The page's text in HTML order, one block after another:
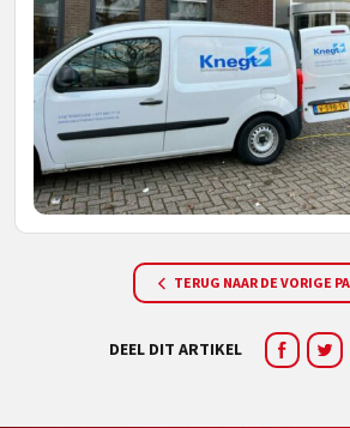
TERUG NAAR DE VORIGE
DEEL DIT ARTIKEL